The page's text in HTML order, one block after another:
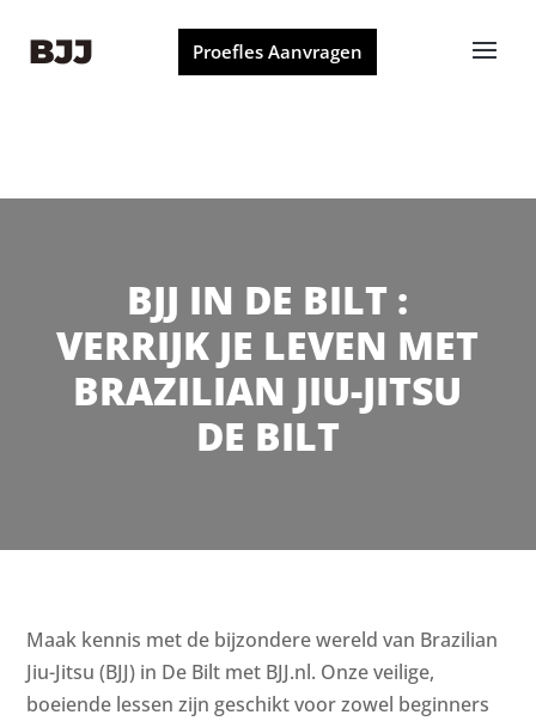
Proefles Aanvragen
BJJ IN DE BILT :
VERRIJK JE LEVEN MET
BRAZILIAN JIU-JITSU
DE BILT
Maak kennis met de bijzondere wereld van Brazilian
Jiu-Jitsu (BJJ) in De Bilt met BJJ.nl. Onze veilige,
boeiende lessen zijn geschikt voor zowel beginners